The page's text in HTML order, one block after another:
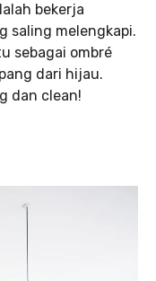
bekerja
saling melengkapi.
sebagai ombré
dari hijau.
dan clean!